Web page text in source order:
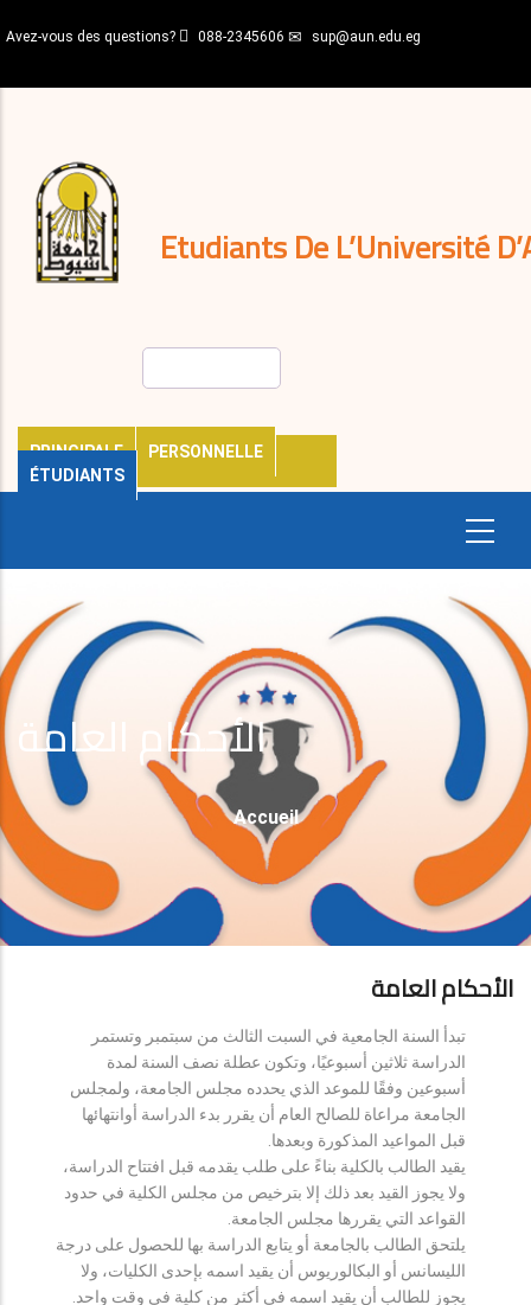
au
principal
Avez-vous des questions? 088-2345606 sup@aun.edu.eg
Etudiants De L’Université
PRINCIPALE
PERSONNELLE
ÉTUDIANTS
décisions
Expatriés
Journal
الأحكام العامة
Fil
D'Ariane
Accueil
الأحكام العامة
تبدأ السنة الجامعية في السبت الثالث من سبتمبر وتستمر
الدراسة ثلاثين أسبوعيًا، وتكون عطلة نصف السنة لمدة
أسبوعين وفقًا للموعد الذي يحدده مجلس الجامعة، ولمجلس
الجامعة مراعاة للصالح العام أن يقرر بدء الدراسة أوانتهائها
قبل المواعيد المذكورة وبعدها.
يقيد الطالب بالكلية بناءً على طلب يقدمه قبل افتتاح الدراسة،
ولا يجوز القيد بعد ذلك إلا بترخيص من مجلس الكلية في حدود
القواعد التي يقررها مجلس الجامعة.
يلتحق الطالب بالجامعة أو يتابع الدراسة بها للحصول على درجة
الليسانس أو البكالوريوس أن يقيد اسمه بإحدى الكليات، ولا
يجوز للطالب أن يقيد اسمه في أكثر من كلية في وقت واحد.